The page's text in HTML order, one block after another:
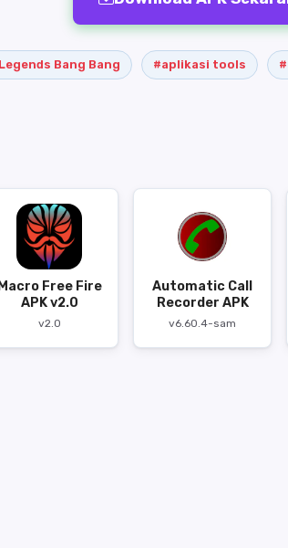
Bang Bang #aplikasi tools
Macro Free Fire
APK v2.0
v2.0
Automatic Call
Recorder APK
v6.60.4-sam